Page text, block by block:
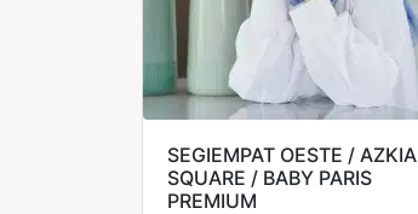
SEGIEMPAT OESTE / AZKIA
SQUARE / BABY PARIS
PREMIUM